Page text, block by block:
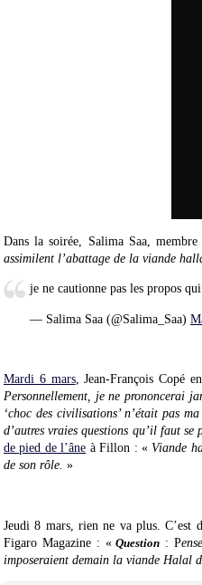
Dans la soirée, Salima Saa,
assimilent l’abattage de la viande
je ne cautionne pas les propos
— Salima Saa (@Salima_Saa)
Mardi 6 mars, Jean-François Copé
Personnellement, je ne prononcerai
‘choc des civilisations’ n’était pas
d’autres vraies questions qu’il faut se
de pied de l’âne à Fillon : « Viande
de son rôle. »
Jeudi 8 mars, rien ne va plus. C’est
Figaro Magazine : «Question : P
imposeraient demain la viande Halal